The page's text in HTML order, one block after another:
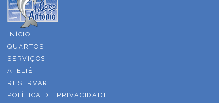
INÍCIO
QUARTOS
SERVIÇOS
ATELIÊ
RESERVAR
POLÍTICA DE PRIVACIDADE